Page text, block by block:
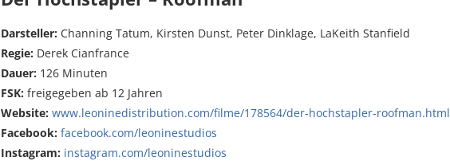
Darsteller: Channing Tatum, Kirsten Dunst, Peter Dinklage, LaKeith Stanfield
Regie: Derek Cianfrance
Dauer: 126 Minuten
FSK: freigegeben ab 12 Jahren
Website: www.leoninedistribution.com/filme/178564/der-hochstapler-roofman.html
Facebook: facebook.com/leoninestudios
Instagram: instagram.com/leoninestudios